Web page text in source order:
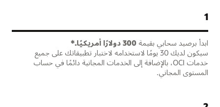
1
ابدأ برصيد سحابي بقيمة
سيكون لديك 30 يومًا لاستخدامه لاختبار تطبيقاتك على جميع
خدمات OCI، بالإضافة إلى الخدمات المجانية دائمًا في حساب
المستوى المجاني.